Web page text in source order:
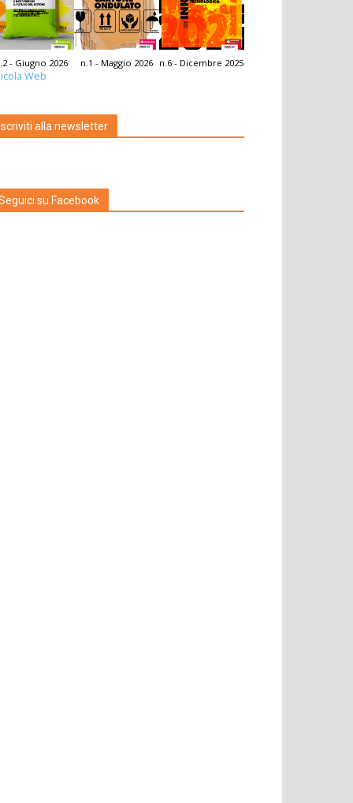
- Giugno 2026 n.1 - Maggio 2026 n.6 - Dicembre 2025
Web
alla newsletter
su Facebook